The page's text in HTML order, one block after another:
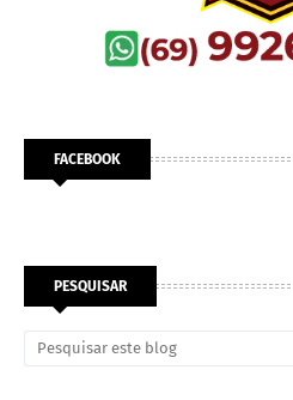
FACEBOOK
PESQUISAR